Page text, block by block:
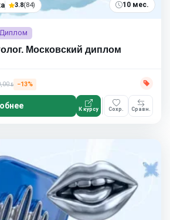
3.8(84) 10 мес.
Диплом
Московский диплом
ƃ −13%
К курсу Сохр. Сравн.